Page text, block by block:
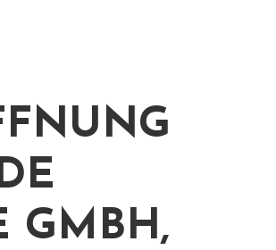
GMBH,